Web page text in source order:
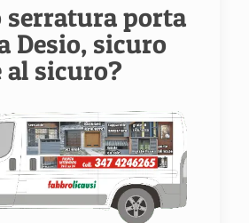
serratura porta
Desio, sicuro
al sicuro?